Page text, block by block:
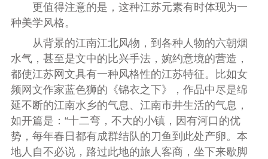
更值得注意的是，这种江苏元素有时体现为一
种美学风格。
从背景的江南江北风物，到各种人物的六朝烟
水气，甚至是文中的比兴手法，婉约意境的营造，
都使江苏网文具有一种风格性的江苏特征。比如女
频网文作家蓝色狮的《锦衣之下》，作品中尽是绵
延不断的江南水乡的气息、江南市井生活的气息，
如开篇是：“十二弯，不大的小镇，因有河口的优
势，每年春日都有成群结队的刀鱼到此处产卵。本
地人自不必说，路过此地的旅人客商，坐下来歇脚